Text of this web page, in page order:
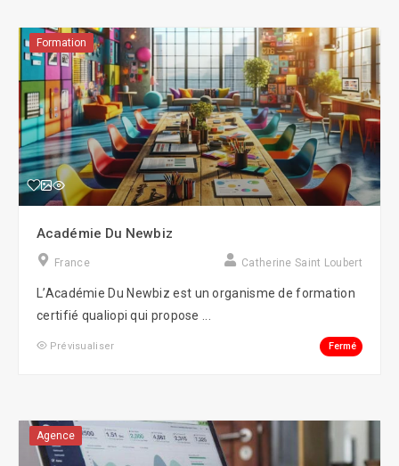
Formation
Académie Du Newbiz
France Catherine Saint Loubert
L’Académie Du Newbiz est un organisme de formation
certifié qualiopi qui propose ...
Prévisualiser Fermé
Agence